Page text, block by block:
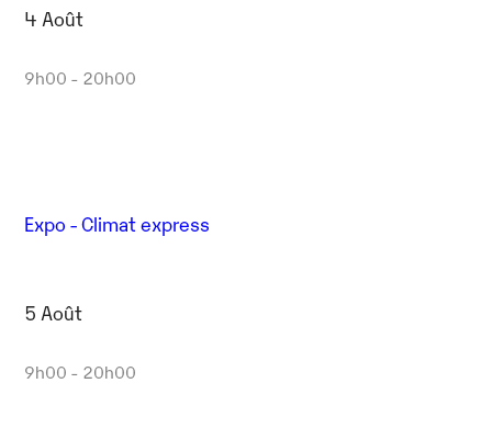
4 Août
9h00 - 20h00
Expo - Climat express
5 Août
9h00 - 20h00